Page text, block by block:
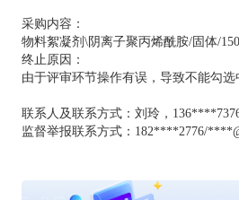
采购内容：
物料絮凝剂\阴离子聚丙烯酰胺/固体/
终止原因：
由于评审环节操作有误，导致不能勾选
联系人及联系方式：刘玲，
监督举报联系方式：182****2776/